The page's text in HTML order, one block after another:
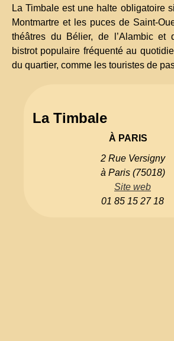
La Timbale est une halte obligatoire
Montmartre et les puces de Saint-
théâtres du Bélier, de l’Alambic et
bistrot populaire fréquenté au
du quartier, comme les touristes de
La Timbale
À PARIS
2 Rue Versigny
à Paris (75018)
Site web
01 85 15 27 18